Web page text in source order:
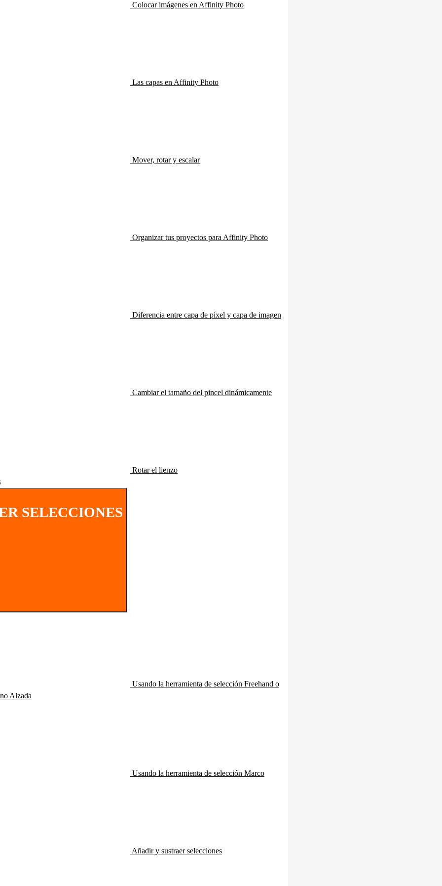
Colocar imágenes en Affinity Photo
Las capas en Affinity Photo
Mover, rotar y escalar
Organizar tus proyectos para Affinity Photo
Diferencia entre capa de píxel y capa de imagen
Cambiar el tamaño del pincel dinámicamente
Rotar el lienzo
SELECCIONES
Usando la herramienta de selección Freehand o
Alzada
Usando la herramienta de selección Marco
Añadir y sustraer selecciones